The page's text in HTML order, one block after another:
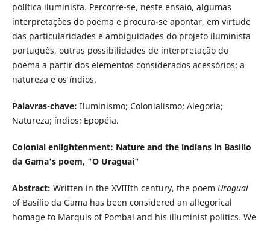
política iluminista. Percorre-se, neste ensaio, algumas
interpretações do poema e procura-se apontar, em virtude
das particularidades e ambiguidades do projeto iluminista
português, outras possibilidades de interpretação do
poema a partir dos elementos considerados acessórios: a
natureza e os índios.
Palavras-chave: Iluminismo; Colonialismo; Alegoria;
Natureza; índios; Epopéia.
Colonial enlightenment: Nature and the indians in Basilio
da Gama's poem, "O Uraguai"
Abstract: Written in the XVIIIth century, the poem Uraguai
of Basílio da Gama has been considered an allegorical
homage to Marquis of Pombal and his illuminist politics. We